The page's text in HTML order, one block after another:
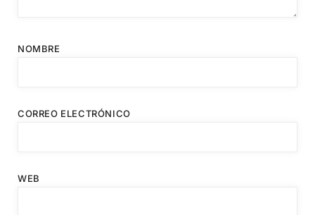
NOMBRE
CORREO ELECTRÓNICO
WEB